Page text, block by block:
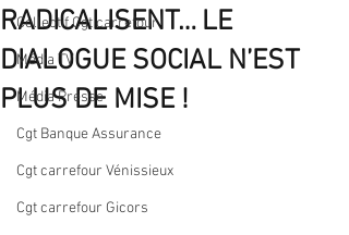
Collectif Cgt carrefour
Média TV
Média Presse
Cgt Banque Assurance
Cgt carrefour Vénissieux
Cgt carrefour Gicors
RADICALISENT… LE
DIALOGUE SOCIAL N’EST
PLUS DE MISE !